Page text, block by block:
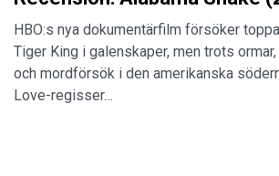
HBO:s nya dokumentärfilm försöker
Tiger King i galenskaper, men trots
och mordförsök i den amerikanska
Love-regisser…